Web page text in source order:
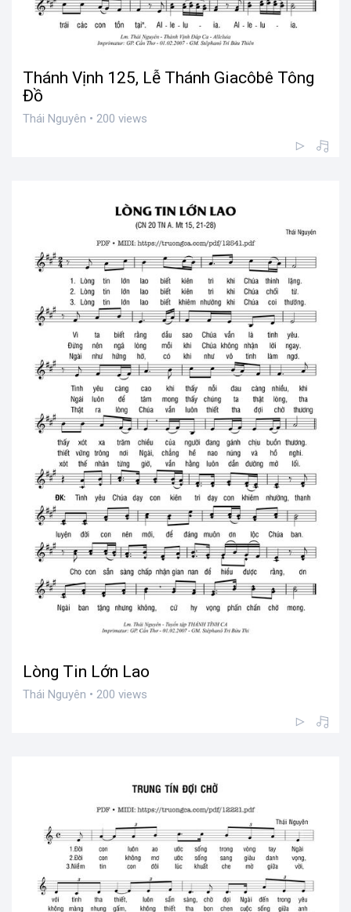
Thánh Vịnh 125, Lễ Thánh Giacôbê Tông
Đồ
Thái Nguyên • 200 views
Lòng Tin Lớn Lao
Thái Nguyên • 200 views